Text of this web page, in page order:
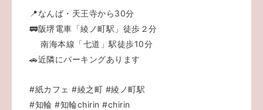
📍なんば・天王寺から30分
🚃阪堺電車「綾ノ町駅」徒歩２分
南海本線「七道」駅徒歩10分
🚗近隣にパーキングあります
#紙カフェ #綾之町 #綾ノ町駅
#知輪 #知輪chirin #chirin